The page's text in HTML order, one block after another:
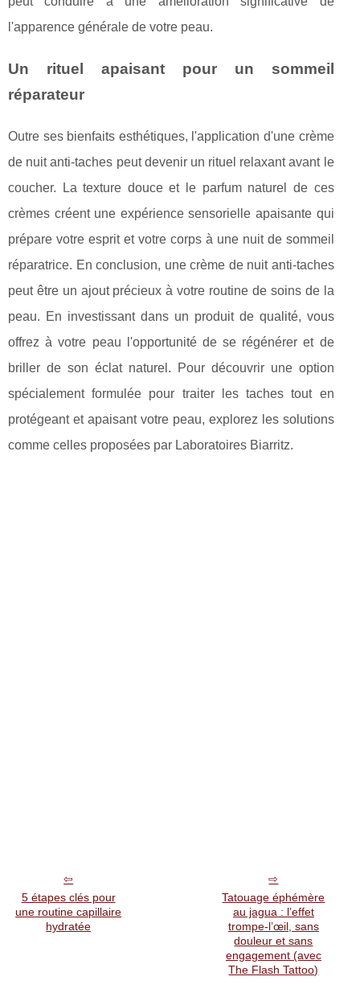
l'apparence générale de votre peau.
Un rituel apaisant pour un sommeil
réparateur
Outre ses bienfaits esthétiques, l'application d'une crème
de nuit anti-taches peut devenir un rituel relaxant avant le
coucher. La texture douce et le parfum naturel de ces
crèmes créent une expérience sensorielle apaisante qui
prépare votre esprit et votre corps à une nuit de sommeil
réparatrice. En conclusion, une crème de nuit anti-taches
peut être un ajout précieux à votre routine de soins de la
peau. En investissant dans un produit de qualité, vous
offrez à votre peau l'opportunité de se régénérer et de
briller de son éclat naturel. Pour découvrir une option
spécialement formulée pour traiter les taches tout en
protégeant et apaisant votre peau, explorez les solutions
comme celles proposées par Laboratoires Biarritz.
5 étapes clés pour
une routine capillaire
hydratée
Tatouage éphémère
au jagua : l’effet
trompe‑l’œil, sans
douleur et sans
engagement (avec
The Flash Tattoo)